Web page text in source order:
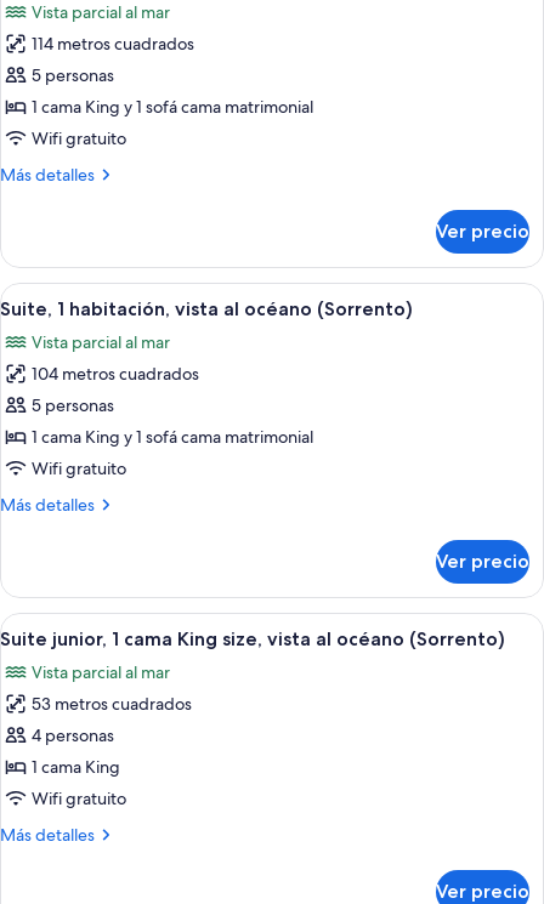
bahía
(Tresor)
las
fotos
de
Suite,
1
frente
(Sorrento)
Vista parcial al mar
114 metros cuadrados
5 personas
1 cama King y 1 sofá cama matrimonial
Wifi gratuito
Más detalles
Más
1
habitación,
frente
océano
(Sorrento)
Ver precio
Abrir
todas
las
fotos
de
Suite,
1
vista
(Sorrento)
Habitación de hotel con una mesa
3
Suite, 1 habitación, vista al océano (Sorrento)
Vista parcial al mar
104 metros cuadrados
5 personas
1 cama King y 1 sofá cama matrimonial
Wifi gratuito
Más detalles
Más
1
habitación,
vista
océano
(Sorrento)
Ver precio
Abrir
todas
las
fotos
de
Suite
junior,
cama
Una habitación de hotel con una
2
Suite junior, 1 cama King size, vista al océano (Sorrento)
Vista parcial al mar
53 metros cuadrados
4 personas
1 cama King
Wifi gratuito
Más detalles
Más
Ver precio